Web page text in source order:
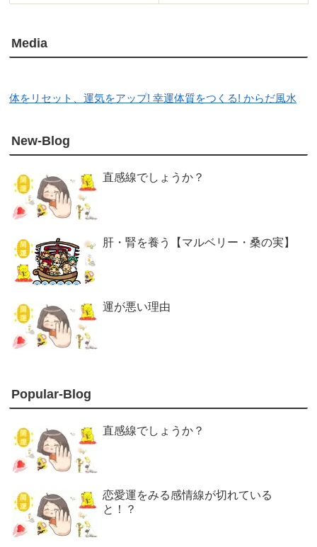
Media
体をリセット、運気をアップ! 幸運体質をつくる! からだ風水
New-Blog
直感線でしょうか？
肝・腎を養う【マルベリー・桑の実】
運が悪い理由
Popular-Blog
直感線でしょうか？
恋愛運をみる感情線が切れている
と！？